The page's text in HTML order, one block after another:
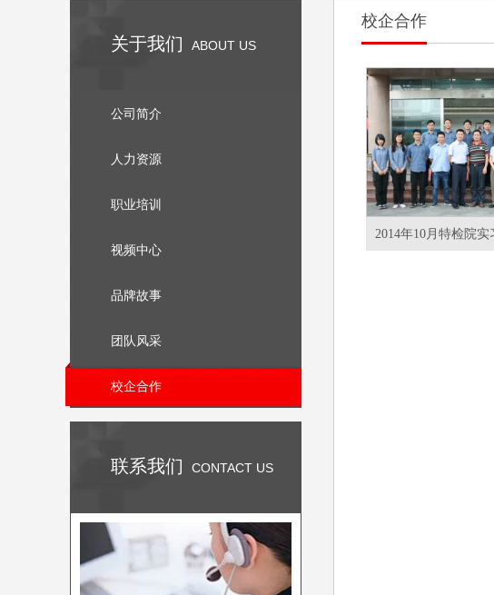
关于我们 ABOUT US
公司简介
人力资源
职业培训
视频中心
品牌故事
团队风采
校企合作
联系我们 CONTACT US
校企合作